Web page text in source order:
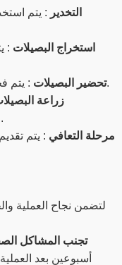
التخدير : يتم
استخراج البصيلات :
تحضير البصيلات: يتم فحص البصيلات واستعدادها للزراعة.
زراعة
المستهدفة باستخدام تقنيات حديثة.
مرحلة التعافي : يتم
لتضمن نجاح العملية
تجنب المشاكل
أسبوعين بعد